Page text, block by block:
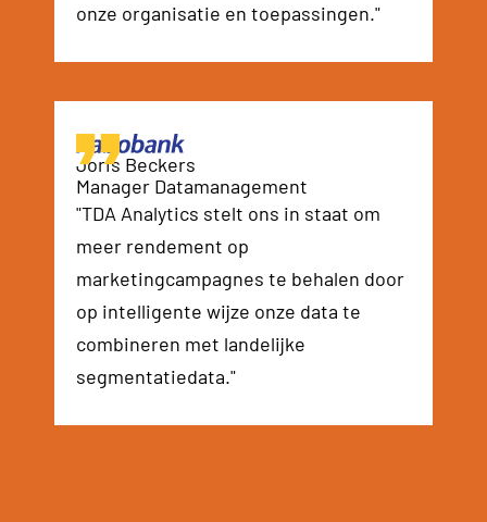
onze organisatie en toepassingen."
Joris Beckers
Manager Datamanagement
"TDA Analytics stelt ons in staat om
meer rendement op
marketingcampagnes te behalen door
op intelligente wijze onze data te
combineren met landelijke
segmentatiedata."